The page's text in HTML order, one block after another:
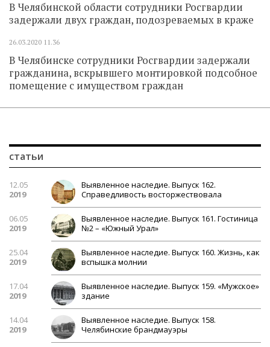
В Челябинской области сотрудники Росгвардии
задержали двух граждан, подозреваемых в краже
26.03.2020 11.36
В Челябинске сотрудники Росгвардии задержали
гражданина, вскрывшего монтировкой подсобное
помещение с имуществом граждан
статьи
12.05
2019
Выявленное наследие. Выпуск 162.
Справедливость восторжествовала
06.05
2019
Выявленное наследие. Выпуск 161. Гостиница
№2 – «Южный Урал»
25.04
2019
Выявленное наследие. Выпуск 160. Жизнь, как
вспышка молнии
17.04
2019
Выявленное наследие. Выпуск 159. «Мужское»
здание
14.04
2019
Выявленное наследие. Выпуск 158.
Челябинские брандмауэры